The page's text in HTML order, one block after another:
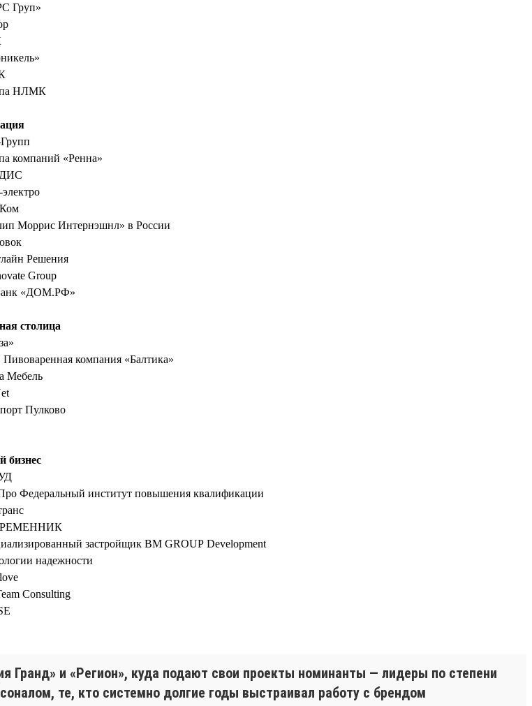
Груп»
НЛМК
компаний «Ренна»
Моррис Интернэшнл» в России
Решения
Group
«ДОМ.РФ»
столица
компания «Балтика»
Мебель
Пулково
бизнес
Федеральный институт повышения квалификации
застройщик BM GROUP Development
надежности
Consulting
и «Регион», куда подают свои проекты номинанты — лидеры по степени
те, кто системно долгие годы выстраивал работу с брендом